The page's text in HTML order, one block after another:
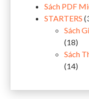
Sách PDF
STARTERS
Sách
(18)
Sách
(14)